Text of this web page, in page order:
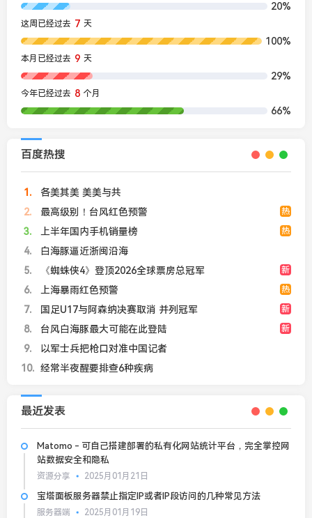
20%
这周已经过去 7 天
100%
本月已经过去 9 天
29%
今年已经过去 8 个月
66%
百度热搜
1
各美其美 美美与共
2
热
最高级别！台风红色预警
3
热
上半年国内手机销量榜
4
白海豚逼近浙闽沿海
5
新
《蜘蛛侠4》登顶2026全球票房总冠军
6
热
上海暴雨红色预警
7
新
国足U17与阿森纳决赛取消 并列冠军
8
新
台风白海豚最大可能在此登陆
9
以军士兵把枪口对准中国记者
10
经常半夜醒要排查6种疾病
最近发表
Matomo - 可自己搭建部署的私有化网站统计平台，完全掌控网
站数据安全和隐私
资源分享 2025月01月21日
宝塔面板服务器禁止指定IP或者IP段访问的几种常见方法
服务器端 2025月01月19日